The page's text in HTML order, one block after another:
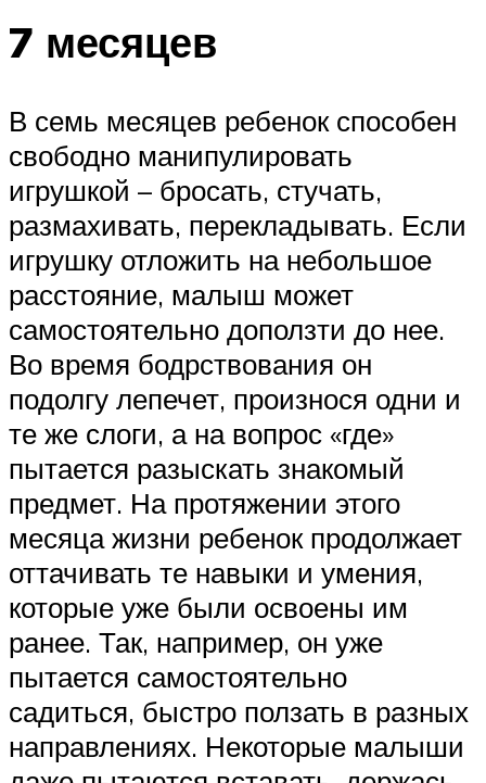
7 месяцев
В семь месяцев ребенок способен
свободно манипулировать
игрушкой – бросать, стучать,
размахивать, перекладывать. Если
игрушку отложить на небольшое
расстояние, малыш может
самостоятельно доползти до нее.
Во время бодрствования он
подолгу лепечет, произнося одни и
те же слоги, а на вопрос «где»
пытается разыскать знакомый
предмет. На протяжении этого
месяца жизни ребенок продолжает
оттачивать те навыки и умения,
которые уже были освоены им
ранее. Так, например, он уже
пытается самостоятельно
садиться, быстро ползать в разных
направлениях. Некоторые малыши